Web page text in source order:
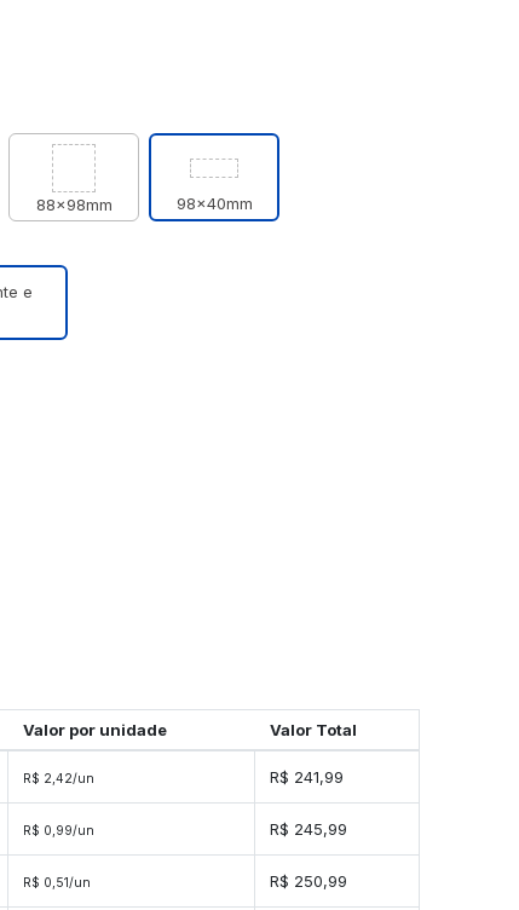
88x98mm 98x40mm
e
Valor por unidade Valor Total
R$ 2,42/un R$ 241,99
R$ 0,99/un R$ 245,99
R$ 0,51/un R$ 250,99